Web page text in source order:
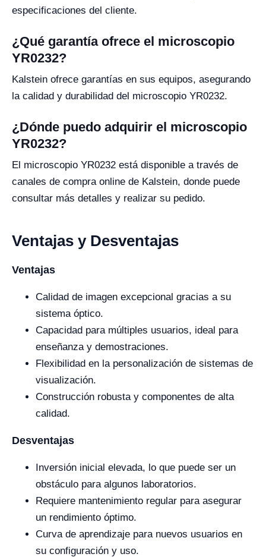
especificaciones del cliente.
¿Qué garantía ofrece el microscopio
YR0232?
Kalstein ofrece garantías en sus equipos, asegurando
la calidad y durabilidad del microscopio YR0232.
¿Dónde puedo adquirir el microscopio
YR0232?
El microscopio YR0232 está disponible a través de
canales de compra online de Kalstein, donde puede
consultar más detalles y realizar su pedido.
Ventajas y Desventajas
Ventajas
Calidad de imagen excepcional gracias a su
sistema óptico.
Capacidad para múltiples usuarios, ideal para
enseñanza y demostraciones.
Flexibilidad en la personalización de sistemas de
visualización.
Construcción robusta y componentes de alta
calidad.
Desventajas
Inversión inicial elevada, lo que puede ser un
obstáculo para algunos laboratorios.
Requiere mantenimiento regular para asegurar
un rendimiento óptimo.
Curva de aprendizaje para nuevos usuarios en
su configuración y uso.